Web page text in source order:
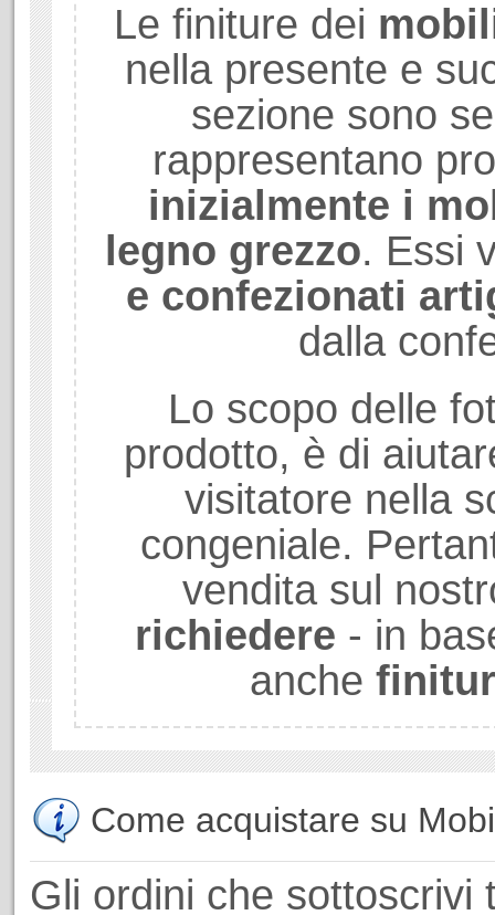
Le finiture dei
nella presente e
sezione sono
rappresentano
inizialmente i
legno grezzo. Essi
e confezionati
dalla
Lo scopo delle
prodotto, è di
visitatore nella
congeniale.
vendita sul
richiedere - in
anche
Come acquistare su
Gli ordini che sottoscrivi